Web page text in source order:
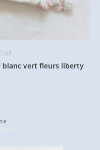
blanc vert fleurs liberty